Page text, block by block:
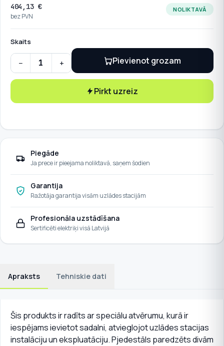
NOLIKTAVĀ
404,13 €
bez PVN
Skaits
Pjedestāls divām ABB Terra AC uzlādes stacijām V2 ar
− + Pievienot grozam
Pirkt uzreiz
Piegāde
Ja prece ir pieejama noliktavā, saņem šodien
Garantija
Ražotāja garantija visām uzlādes stacijām
Profesionāla uzstādīšana
Sertificēti elektriķi visā Latvijā
Apraksts Tehniskie dati
Šis produkts ir radīts ar speciālu atvērumu, kurā ir
iespējams ievietot sadalni, atvieglojot uzlādes stacijas
instalāciju un ekspluatāciju. Pjedestāls paredzēts divām